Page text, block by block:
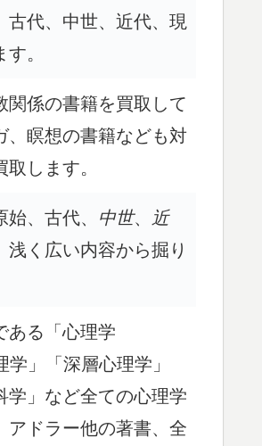
古代、中世、近代、現
。
関係の書籍を買取して
、瞑想の書籍なども対
します。
、古代、 中世、
近
く広い内容から掘り
ある「心理学
」「深層心理学」
学」など全ての心理学
アドラー他の著書、全